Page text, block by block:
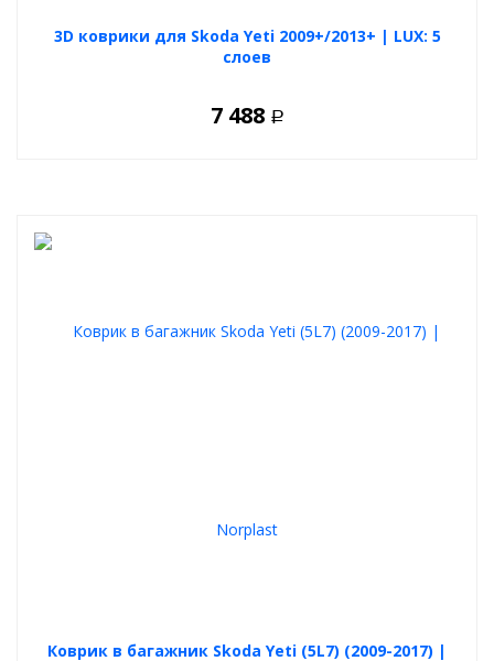
3D коврики для Skoda Yeti 2009+/2013+ | LUX: 5
слоев
7 488 Р
Коврик в багажник Skoda Yeti (5L7) (2009-2017) |